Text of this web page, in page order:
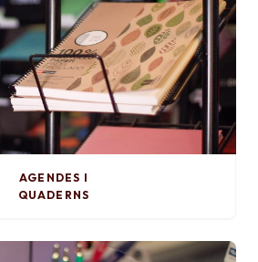
AGENDES I
QUADERNS